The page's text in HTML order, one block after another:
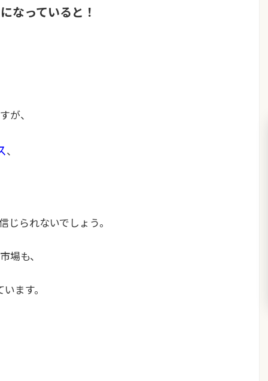
なっていると！
が、
、
られないでしょう。
場も、
ます。